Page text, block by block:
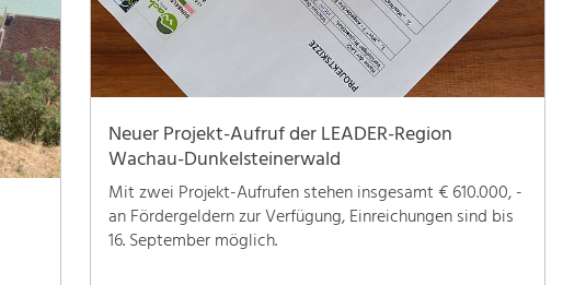
Neuer Projekt-Aufruf der LEADER-Region
Wachau-Dunkelsteinerwald
Mit zwei Projekt-Aufrufen stehen insgesamt € 610.000, -
an Fördergeldern zur Verfügung, Einreichungen sind bis
16. September möglich.